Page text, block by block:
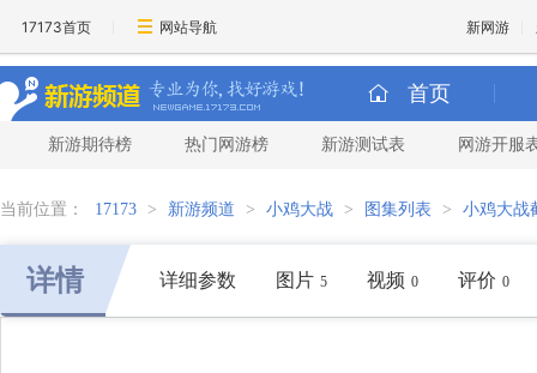
17173首页 网站导航 新网游
首页
新游期待榜 热门网游榜 新游测试表 网游开服
当前位置： 17173 > 新游频道 > 小鸡大战 > 图集列表 > 小鸡大战
详情 详细参数 图片 5 视频 0 评价 0